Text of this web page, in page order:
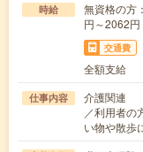
時給
無資格の方
円～2062
交通費
全額支給
仕事内容
介護関連
／利用者
い物や散歩